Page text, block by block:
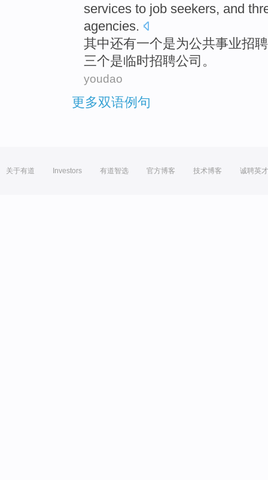
services to job seekers, and
agencies.
其中还有一个是为公共事业招聘
三个是临时招聘公司。
youdao
更多双语例句
关于有道 Investors 有道智选 官方博客 技术博客 诚聘英才